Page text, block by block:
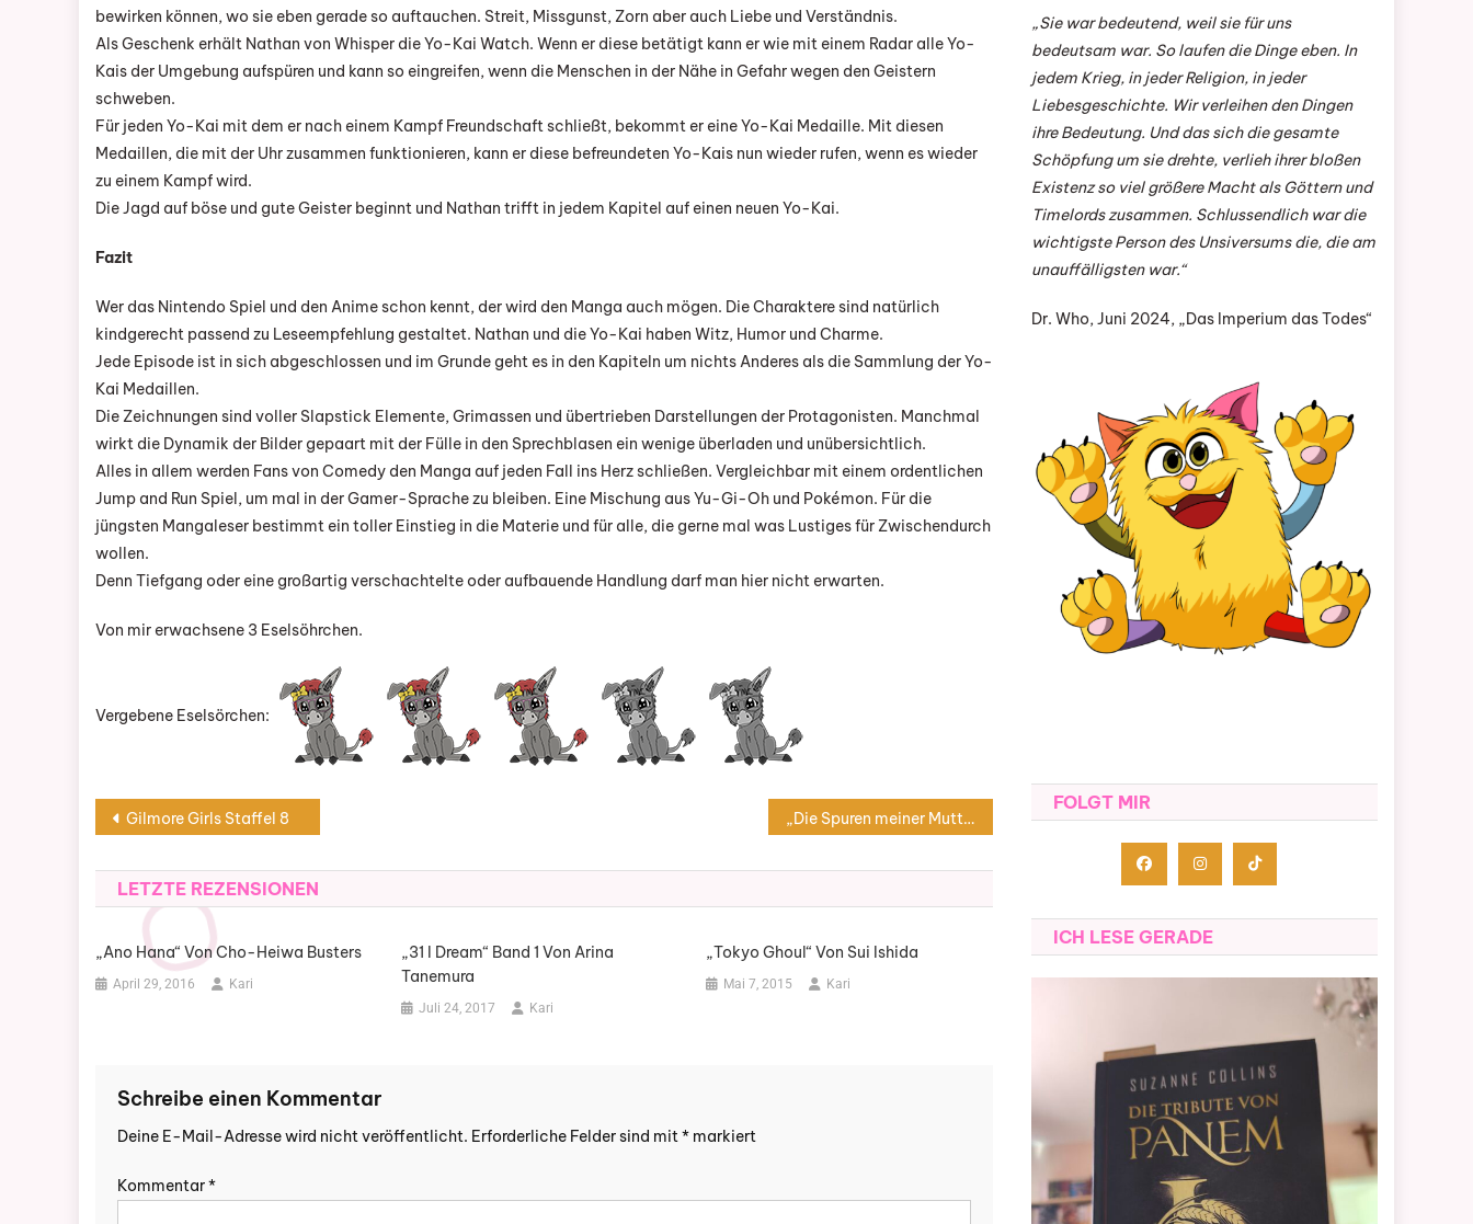
bewirken können, wo sie eben gerade so auftauchen. Streit, Missgunst, Zorn aber auch Liebe und Verständnis.
Als Geschenk erhält Nathan von Whisper die Yo-Kai Watch. Wenn er diese betätigt kann er wie mit einem Radar alle Yo-
Kais der Umgebung aufspüren und kann so eingreifen, wenn die Menschen in der Nähe in Gefahr wegen den Geistern
schweben.
Für jeden Yo-Kai mit dem er nach einem Kampf Freundschaft schließt, bekommt er eine Yo-Kai Medaille. Mit diesen
Medaillen, die mit der Uhr zusammen funktionieren, kann er diese befreundeten Yo-Kais nun wieder rufen, wenn es wieder
zu einem Kampf wird.
Die Jagd auf böse und gute Geister beginnt und Nathan trifft in jedem Kapitel auf einen neuen Yo-Kai.
Fazit
Wer das Nintendo Spiel und den Anime schon kennt, der wird den Manga auch mögen. Die Charaktere sind natürlich
kindgerecht passend zu Leseempfehlung gestaltet. Nathan und die Yo-Kai haben Witz, Humor und Charme.
Jede Episode ist in sich abgeschlossen und im Grunde geht es in den Kapiteln um nichts Anderes als die Sammlung der Yo-
Kai Medaillen.
Die Zeichnungen sind voller Slapstick Elemente, Grimassen und übertrieben Darstellungen der Protagonisten. Manchmal
wirkt die Dynamik der Bilder gepaart mit der Fülle in den Sprechblasen ein wenige überladen und unübersichtlich.
Alles in allem werden Fans von Comedy den Manga auf jeden Fall ins Herz schließen. Vergleichbar mit einem ordentlichen
Jump and Run Spiel, um mal in der Gamer-Sprache zu bleiben. Eine Mischung aus Yu-Gi-Oh und Pokémon. Für die
jüngsten Mangaleser bestimmt ein toller Einstieg in die Materie und für alle, die gerne mal was Lustiges für Zwischendurch
wollen.
Denn Tiefgang oder eine großartig verschachtelte oder aufbauende Handlung darf man hier nicht erwarten.
Von mir erwachsene 3 Eselsöhrchen.
Vergebene Eselsörchen:
Beitragsnavigation
Gilmore Girls Staffel 8 „Die Spuren meiner Mutter“ von Jodi Picoult
LETZTE REZENSIONEN
„Ano Hana“ Von Cho-Heiwa Busters
April 29, 2016 Kari
„31 I Dream“ Band 1 Von Arina
Tanemura
Juli 24, 2017 Kari
„Tokyo Ghoul“ Von Sui Ishida
Mai 7, 2015 Kari
Schreibe einen Kommentar
Deine E-Mail-Adresse wird nicht veröffentlicht. Erforderliche Felder sind mit* markiert
Kommentar*
„Sie war bedeutend, weil sie für uns
bedeutsam war. So laufen die Dinge eben. In
jedem Krieg, in jeder Religion, in jeder
Liebesgeschichte. Wir verleihen den Dingen
ihre Bedeutung. Und das sich die gesamte
Schöpfung um sie drehte, verlieh ihrer bloßen
Existenz so viel größere Macht als Göttern und
Timelords zusammen. Schlussendlich war die
wichtigste Person des Unsiversums die, die am
unauffälligsten war.“
Dr. Who, Juni 2024, „Das Imperium das Todes“
FOLGT MIR
ICH LESE GERADE